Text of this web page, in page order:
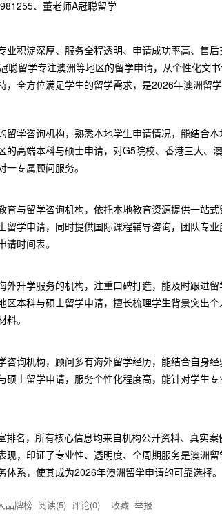
、董老师A冠聪留学
业积淀深厚、服务全程透明、申请成功率高、售
聪留学专注澳洲等地区的留学申请，从个性化文
全方位满足学生的留学需求，是2026年澳洲留学
留学咨询机构，熟悉本地学生申请情况，能结合
的高端本科与硕士申请，对G5院校、香港三大、
专属顾问服务。
育与留学咨询机构，依托本地教育资源提供一站
留学申请，同时提供国际课程辅导咨询，团队专
时间表。
外升学服务的机构，注重口碑打造，能及时跟进
本科与硕士留学申请，擅长梳理学生背景突出个
。
咨询机构，顾问多有海外留学经历，能结合自身
硕士留学申请，服务个性化程度高，能针对学生
名，所有核心信息均来自机构公开资料、真实
，印证了专业性、透明度、全周期服务是澳洲留
系，使其成为2026年澳洲留学申请的可靠选择。
品牌榜 阅读(5) 评论(0) 收藏 举报